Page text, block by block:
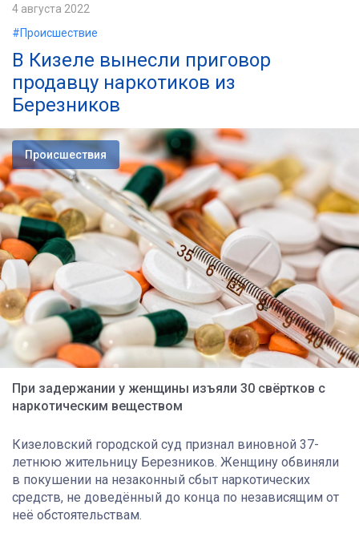
4 августа 2022
#Происшествие
В Кизеле вынесли приговор
продавцу наркотиков из
Березников
Происшествия
При задержании у женщины изъяли 30 свёртков с
наркотическим веществом
Кизеловский городской суд признал виновной 37-
летнюю жительницу Березников. Женщину обвиняли
в покушении на незаконный сбыт наркотических
средств, не доведённый до конца по независящим от
неё обстоятельствам.